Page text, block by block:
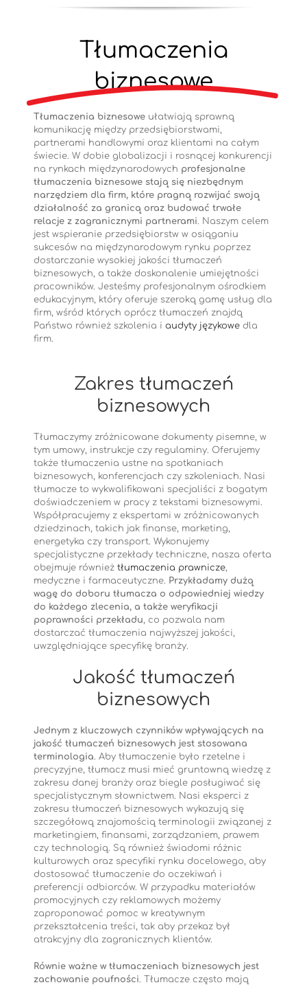
Tłumaczenia
biznesowe
Tłumaczenia biznesoweułatwiają sprawną
komunikację między przedsiębiorstwami,
partnerami handlowymi oraz klientami na całym
świecie. W dobie globalizacji i rosnącej konkurencji
na rynkach międzynarodowych profesjonalne
tłumaczenia biznesowe stają się niezbędnym
narzędziem dla firm, które pragną rozwijać swoją
działalność za granicą oraz budować trwałe
relacje z zagranicznymi partnerami. Naszym celem
jest wspieranie przedsiębiorstw w osiąganiu
sukcesów na międzynarodowym rynku poprzez
dostarczanie wysokiej jakości tłumaczeń
biznesowych, a także doskonalenie umiejętności
pracowników. Jesteśmy profesjonalnym ośrodkiem
edukacyjnym, który oferuje szeroką gamę usług dla
firm, wśród których oprócz tłumaczeń znajdą
Państwo również szkolenia i audyty językowedla
firm.
Zakres tłumaczeń
biznesowych
Tłumaczymy zróżnicowane dokumenty pisemne, w
tym umowy, instrukcje czy regulaminy. Oferujemy
także tłumaczenia ustne na spotkaniach
biznesowych, konferencjach czy szkoleniach. Nasi
tłumacze to wykwalifikowani specjaliści z bogatym
doświadczeniem w pracy z tekstami biznesowymi.
Współpracujemy z ekspertami w zróżnicowanych
dziedzinach, takich jak finanse, marketing,
energetyka czy transport. Wykonujemy
specjalistyczne przekłady techniczne, nasza oferta
obejmuje również tłumaczenia prawnicze,
medyczne i farmaceutyczne. Przykładamy dużą
wagę do doboru tłumacza o odpowiedniej wiedzy
do każdego zlecenia, a także weryfikacji
poprawności przekładu, co pozwala nam
dostarczać tłumaczenia najwyższej jakości,
uwzględniające specyfikę branży.
Jakość tłumaczeń
biznesowych
Jednym z kluczowych czynników wpływających na
jakość tłumaczeń biznesowych jest stosowana
terminologia. Aby tłumaczenie było rzetelne i
precyzyjne, tłumacz musi mieć gruntowną wiedzę z
zakresu danej branży oraz biegle posługiwać się
specjalistycznym słownictwem. Nasi eksperci z
zakresu tłumaczeń biznesowych wykazują się
szczegółową znajomością terminologii związanej z
marketingiem, finansami, zarządzaniem, prawem
czy technologią. Są również świadomi różnic
kulturowych oraz specyfiki rynku docelowego, aby
dostosować tłumaczenie do oczekiwań i
preferencji odbiorców. W przypadku materiałów
promocyjnych czy reklamowych możemy
zaproponować pomoc w kreatywnym
przekształcenia treści, tak aby przekaz był
atrakcyjny dla zagranicznych klientów.
Równie ważne w tłumaczeniach biznesowych jest
zachowanie poufności. Tłumacze często mają